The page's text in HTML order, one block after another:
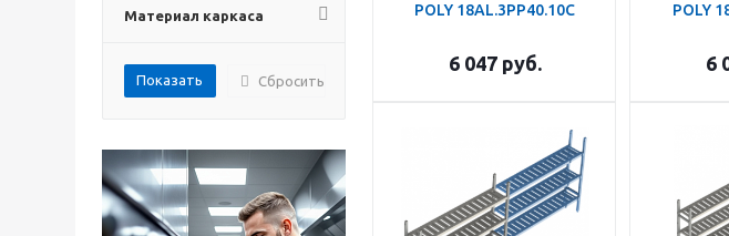
Материал каркаса
Сбросить
POLY 18AL.3PP40.10C
6 047руб.
POLY
6